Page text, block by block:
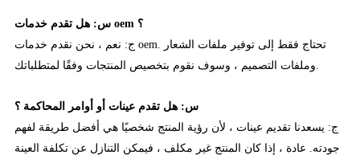
س: هل تقدم خدمات oem ؟
ج: نعم ، نحن نقدم خدمات oem. تحتاج فقط إلى توفير ملفات الشعار
س: هل تقدم عينات أو أوامر المحاكمة ؟
ج: يسعدنا تقديم عينات ، لأن رؤية المنتج شخصيًا هي أفضل طريقة لفهم
جودته. عادة ، إذا كان المنتج غير مكلف ، فيمكن التنازل عن تكلفة العينة